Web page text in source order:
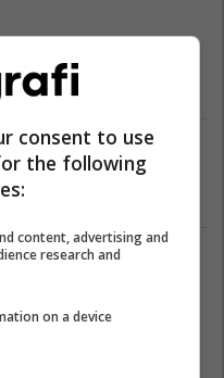
karbohidratet!
2016
consent to use
the following
content, advertising and
research and
on a device